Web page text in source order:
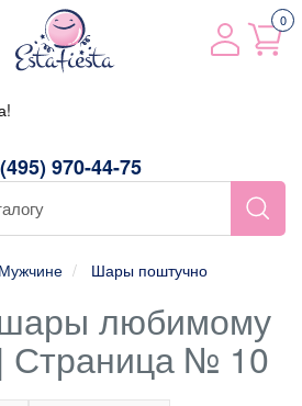
970-44-75
0
Мужчине Шары поштучно
любимому
Страница № 10